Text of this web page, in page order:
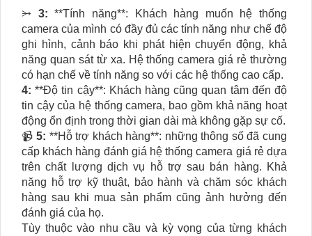
⭃ 3: **Tính năng**: Khách hàng muốn hệ thống
camera của mình có đầy đủ các tính năng như chế độ
ghi hình, cảnh báo khi phát hiện chuyển động, khả
năng quan sát từ xa. Hệ thống camera giá rẻ thường
có hạn chế về tính năng so với các hệ thống cao cấp.
4: **Độ tin cậy**: Khách hàng cũng quan tâm đến độ
tin cậy của hệ thống camera, bao gồm khả năng hoạt
động ổn định trong thời gian dài mà không gặp sự cố.
📹5: **Hỗ trợ khách hàng**: những thông số đã cung
cấp khách hàng đánh giá hệ thống camera giá rẻ dựa
trên chất lượng dịch vụ hỗ trợ sau bán hàng. Khả
năng hỗ trợ kỹ thuật, bảo hành và chăm sóc khách
hàng sau khi mua sản phẩm cũng ảnh hưởng đến
đánh giá của họ.
Tùy thuộc vào nhu cầu và kỳ vọng của từng khách